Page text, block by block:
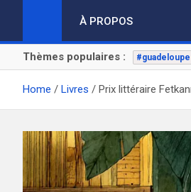
À PROPOS
Thèmes populaires : #guadeloupe
Home Livres Prix littéraire